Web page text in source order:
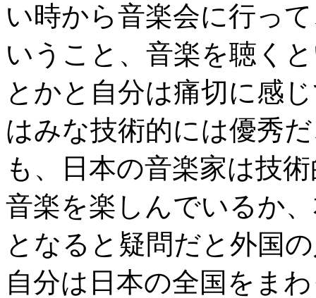
い時から音楽会に行っ
いうこと、音楽を聴く
とかと自分は痛切に感
はみな技術的には優秀
も、日本の音楽家は技
音楽を楽しんでいるか
となると疑問だと外国
自分は日本の全国をま